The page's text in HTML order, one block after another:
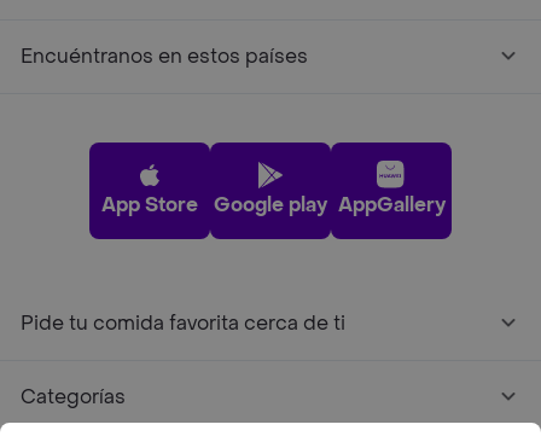
Encuéntranos en estos países
App Store Google play AppGallery
Pide tu comida favorita cerca de ti
Categorías